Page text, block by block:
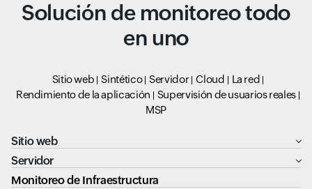
Solución de monitoreo todo
en uno
Sitio web Sintético Servidor Cloud
La red
Rendimiento de la aplicación
Supervisión de usuarios reales
MSP
Sitio web
Servidor
Monitoreo de Infraestructura